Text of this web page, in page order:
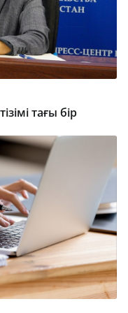
тағы бір